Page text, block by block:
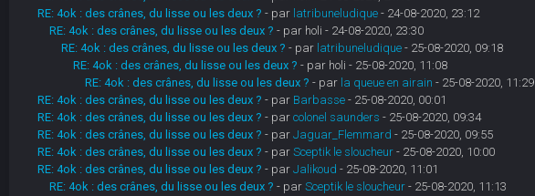
RE: 4ok : des crânes, du lisse ou les deux ? - par latribuneludique- 24-08-2020, 23:12
RE: 4ok : des crânes, du lisse ou les deux ? - par holi - 24-08-2020, 23:30
RE: 4ok : des crânes, du lisse ou les deux ? - par latribuneludique- 25-08-2020, 09:18
RE: 4ok : des crânes, du lisse ou les deux ? - par holi - 25-08-2020, 11:08
RE: 4ok : des crânes, du lisse ou les deux ? - par la queue en airain - 25-08-2020, 11:29
RE: 4ok : des crânes, du lisse ou les deux ? - par Barbasse- 25-08-2020, 00:01
RE: 4ok : des crânes, du lisse ou les deux ? - par colonel saunders - 25-08-2020, 09:34
RE: 4ok : des crânes, du lisse ou les deux ? - par Jaguar_Flemmard - 25-08-2020, 09:55
RE: 4ok : des crânes, du lisse ou les deux ? - par Sceptik le sloucheur- 25-08-2020, 10:00
RE: 4ok : des crânes, du lisse ou les deux ? - par Jalikoud - 25-08-2020, 11:01
RE: 4ok : des crânes, du lisse ou les deux ? - par Sceptik le sloucheur- 25-08-2020, 11:13